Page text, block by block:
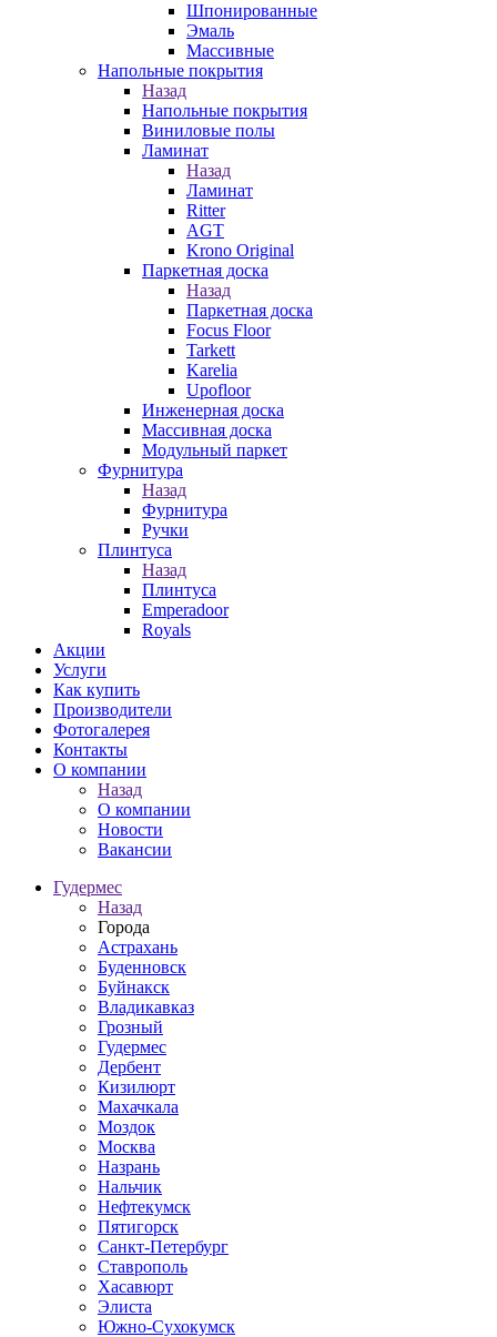
Шпонированные
Эмаль
Массивные
Напольные покрытия
Назад
Напольные покрытия
Виниловые полы
Ламинат
Назад
Ламинат
Ritter
AGT
Krono Original
Паркетная доска
Назад
Паркетная доска
Focus Floor
Tarkett
Karelia
Upofloor
Инженерная доска
Массивная доска
Модульный паркет
Фурнитура
Назад
Фурнитура
Ручки
Плинтуса
Назад
Плинтуса
Emperadoor
Royals
Акции
Услуги
Как купить
Производители
Фотогалерея
Контакты
О компании
Назад
О компании
Новости
Вакансии
Гудермес
Назад
Города
Астрахань
Буденновск
Буйнакск
Владикавказ
Грозный
Гудермес
Дербент
Кизилюрт
Махачкала
Моздок
Москва
Назрань
Нальчик
Нефтекумск
Пятигорск
Санкт-Петербург
Ставрополь
Хасавюрт
Элиста
Южно-Сухокумск